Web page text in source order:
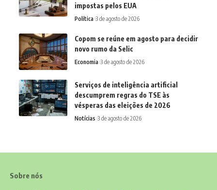
impostas pelos EUA
Política 3 de agosto de 2026
Copom se reúne em agosto para decidir
novo rumo da Selic
Economia 3 de agosto de 2026
Serviços de inteligência artificial
descumprem regras do TSE às
vésperas das eleições de 2026
Notícias 3 de agosto de 2026
Sobre nós